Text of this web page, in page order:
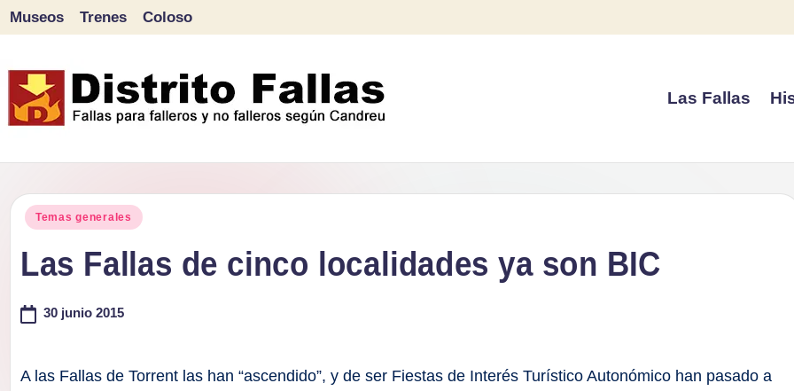
contenido
Museos Trenes Coloso
Las Fallas
Publicado
Temas generales
Las Fallas de cinco localidades ya son BIC
30 junio 2015
A las Fallas de Torrent las han “ascendido”, y de ser Fiestas de Interés Turístico Autonómico han pasado a